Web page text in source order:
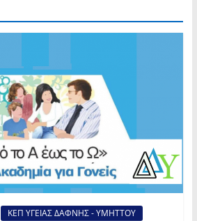
ΚΕΠ ΥΓΕΙΑΣ ΔΑΦΝΗΣ - ΥΜΗΤΤΟΥ